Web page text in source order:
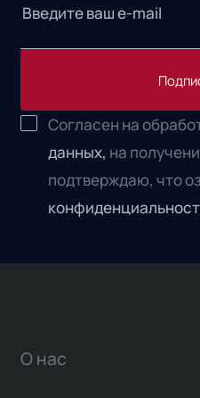
Согласен на
данных, на
подтверждаю, что
О нас